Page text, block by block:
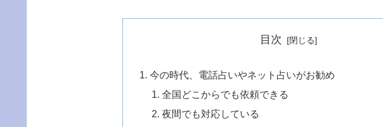
目次
今の時代、電話占いやネット占いがお勧め
全国どこからでも依頼できる
夜間でも対応している